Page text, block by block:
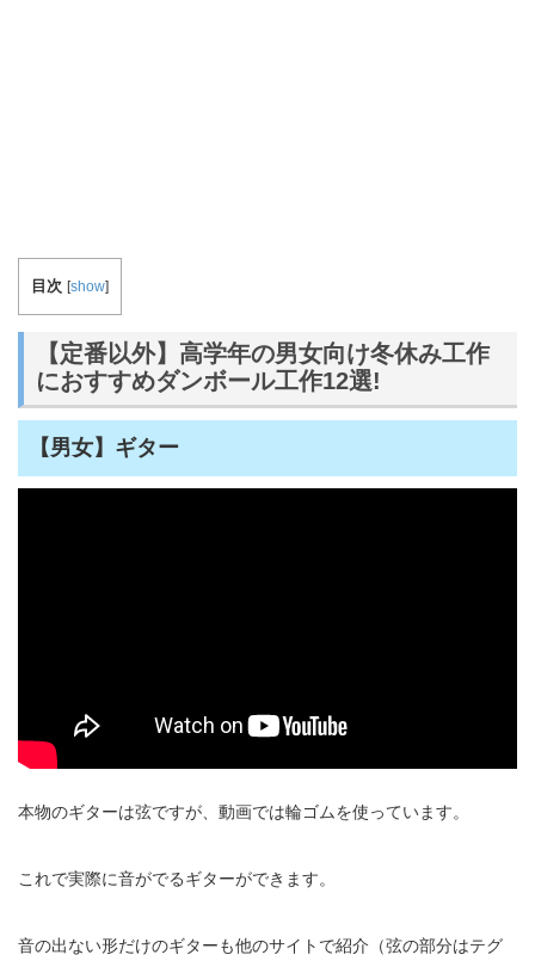
目次 [show]
【定番以外】高学年の男女向け冬休み工作
におすすめダンボール工作12選!
【男女】ギター
本物のギターは弦ですが、動画では輪ゴムを使っています。
これで実際に音がでるギターができます。
音の出ない形だけのギターも他のサイトで紹介（弦の部分はテグ